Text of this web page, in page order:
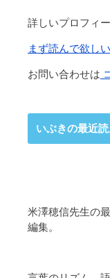
詳しいプロフィ
まず読んで欲し
お問い合わせは
いぶきの最近
米澤穂信先生の
編集。